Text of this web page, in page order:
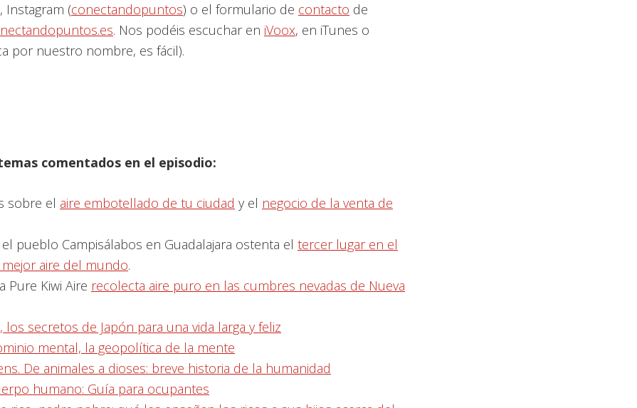
Instagram (conectandopuntos) o el formulario de contacto de
. Nos podéis escuchar en iVoox, en iTunes o
por nuestro nombre, es fácil).
comentados en el episodio:
sobre el aire embotellado de tu ciudad y el negocio de la venta de
el pueblo Campisálabos en Guadalajara ostenta el tercer lugar en el
mejor aire del mundo.
Pure Kiwi Aire recolecta aire puro en las cumbres nevadas de Nueva
los secretos de Japón para una vida larga y feliz
mental, la geopolítica de la mente
De animales a dioses: breve historia de la humanidad
humano: Guía para ocupantes